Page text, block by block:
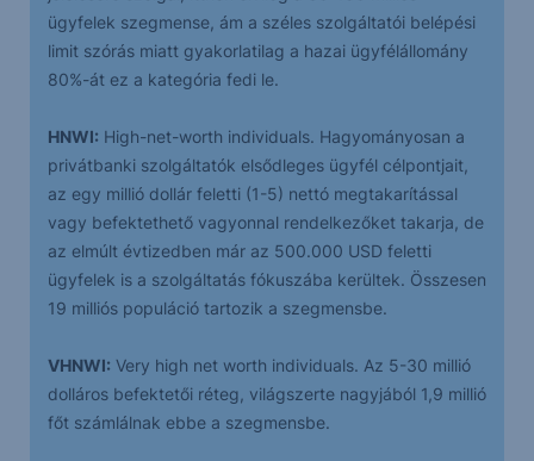
ügyfelek szegmense, ám a széles szolgáltatói belépési
limit szórás miatt gyakorlatilag a hazai ügyfélállomány
80%-át ez a kategória fedi le.
HNWI: High-net-worth individuals. Hagyományosan a
privátbanki szolgáltatók elsődleges ügyfél célpontjait,
az egy millió dollár feletti (1-5) nettó megtakarítással
vagy befektethető vagyonnal rendelkezőket takarja, de
az elmúlt évtizedben már az 500.000 USD feletti
ügyfelek is a szolgáltatás fókuszába kerültek. Összesen
19 milliós populáció tartozik a szegmensbe.
VHNWI: Very high net worth individuals. Az 5-30 millió
dolláros befektetői réteg, világszerte nagyjából 1,9 millió
főt számlálnak ebbe a szegmensbe.